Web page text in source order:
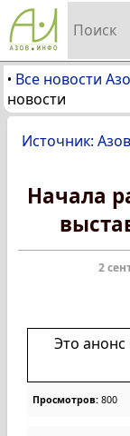
Поиск
• Все новости
новости
Источник:
Начала
2
Это анонс
Просмотров: 800